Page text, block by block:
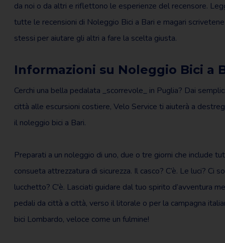
da noi o da altri e riflettono le esperienze del recensore.
tutte le recensioni di Noleggio Bici a Bari e magari
stessi per aiutare gli altri a fare la scelta giusta.
Informazioni su Noleggio Bici a
Cerchi una bella pedalata _scorrevole_ in Puglia? Dai
città alle escursioni costiere, Velo Service ti aiuterà a
il noleggio bici a Bari.
Preparati a un noleggio di uno, due o tre giorni che include
consueta attrezzatura di sicurezza. Il casco? C’è. Le luci? Ci
lucchetto? C'è. Lasciati guidare dal tuo spirito d’avventura
pedali da città a città, verso il litorale o per la campagna
bici Lombardo, veloce come un fulmine!